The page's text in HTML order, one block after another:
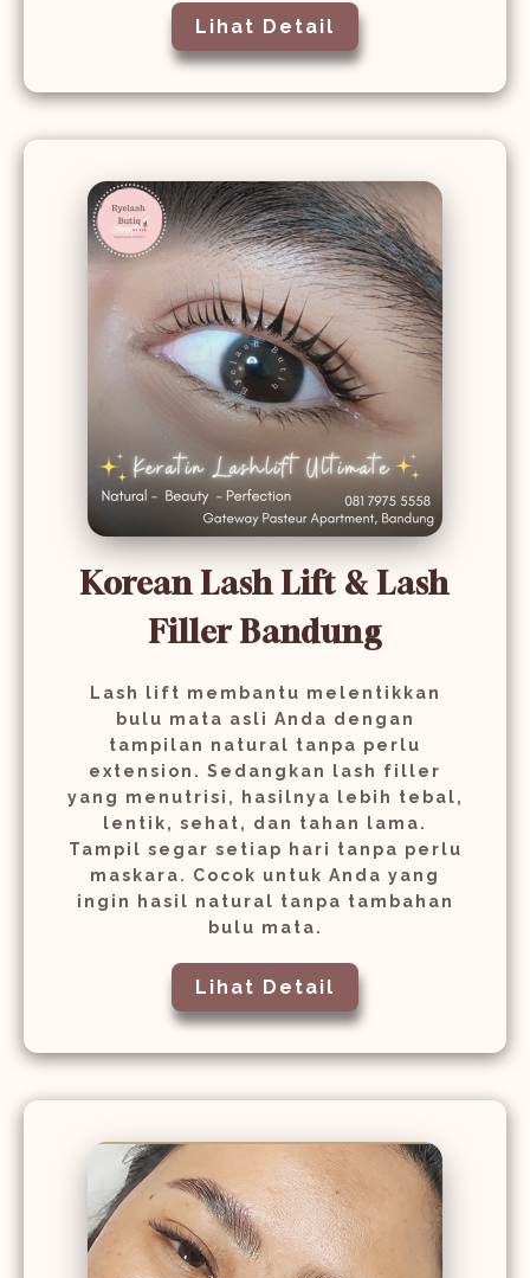
Lihat Detail
Korean Lash Lift & Lash
Filler Bandung
Lash lift membantu melentikkan
bulu mata asli Anda dengan
tampilan natural tanpa perlu
extension. Sedangkan lash filler
yang menutrisi, hasilnya lebih tebal,
lentik, sehat, dan tahan lama.
Tampil segar setiap hari tanpa perlu
maskara. Cocok untuk Anda yang
ingin hasil natural tanpa tambahan
bulu mata.
Lihat Detail